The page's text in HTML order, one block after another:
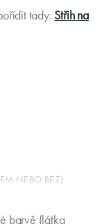
tady: Střih na
NEBO BEZ)
barvě (látka